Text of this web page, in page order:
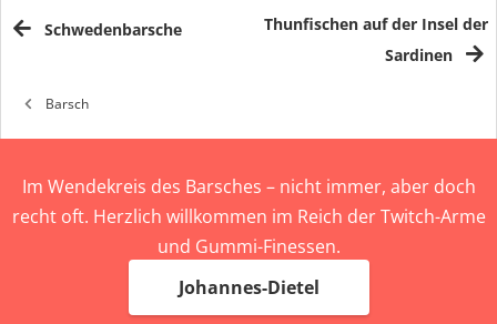
Schwedenbarsche
Thunfischen auf der Insel der
Sardinen
Barsch
Im Wendekreis des Barsches – nicht immer, aber doch
recht oft. Herzlich willkommen im Reich der Twitch-Arme
und Gummi-Finessen.
Johannes-Dietel